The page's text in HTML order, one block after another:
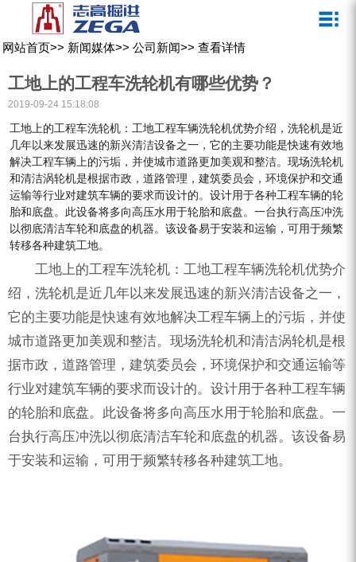
资质荣誉
宣传视频
ZEGA小型一体式露天钻机
ZEGA全液压顶锤钻机
ZEGA水井钻机
零配件
锚固钻机系列
FY水井钻车系列
KQZ水井钻机系列
ZEGA分体式露天钻机
水井专用螺杆空压机
雾炮机
洗轮机
发电机组
营销网络
网站首页>> 新闻媒体>> 公司新闻>> 查看详情
工地上的工程车洗轮机有哪些优势？
2019-09-24 15:18:08
工地上的工程车洗轮机：工地工程车辆洗轮机优势介绍，洗轮机是近
几年以来发展迅速的新兴清洁设备之一，它的主要功能是快速有效地
解决工程车辆上的污垢，并使城市道路更加美观和整洁。现场洗轮机
和清洁涡轮机是根据市政，道路管理，建筑委员会，环境保护和交通
运输等行业对建筑车辆的要求而设计的。设计用于各种工程车辆的轮
胎和底盘。此设备将多向高压水用于轮胎和底盘。一台执行高压冲洗
以彻底清洁车轮和底盘的机器。该设备易于安装和运输，可用于频繁
转移各种建筑工地。
工地上的工程车洗轮机：工地工程车辆洗轮机优势介
绍，洗轮机是近几年以来发展迅速的新兴清洁设备之一，
它的主要功能是快速有效地解决工程车辆上的污垢，并使
城市道路更加美观和整洁。现场洗轮机和清洁涡轮机是根
据市政，道路管理，建筑委员会，环境保护和交通运输等
行业对建筑车辆的要求而设计的。设计用于各种工程车辆
的轮胎和底盘。此设备将多向高压水用于轮胎和底盘。一
台执行高压冲洗以彻底清洁车轮和底盘的机器。该设备易
于安装和运输，可用于频繁转移各种建筑工地。